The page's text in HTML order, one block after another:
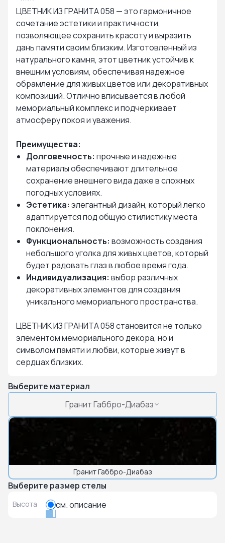
ЦВЕТНИК ИЗ ГРАНИТА 058 — это гармоничное
сочетание эстетики и практичности,
позволяющее сохранить красоту и выразить
дань памяти своим близким. Изготовленный из
натурального камня, этот цветник устойчив к
внешним условиям, обеспечивая надежное
обрамление для живых цветов или декоративных
композиций. Отлично вписывается в любой
мемориальный комплекс и подчеркивает
атмосферу покоя и уважения.
Преимущества:
Долговечность: прочные и надежные
материалы обеспечивают длительное
сохранение внешнего вида даже в сложных
погодных условиях.
Эстетика: элегантный дизайн, который легко
адаптируется под общую стилистику места
поклонения.
Функциональность: возможность создания
небольшого уголка для живых цветов, который
будет радовать глаз в любое время года.
Индивидуализация: выбор различных
декоративных элементов для создания
уникального мемориального пространства.
ЦВЕТНИК ИЗ ГРАНИТА 058 становится не только
элементом мемориального декора, но и
символом памяти и любви, которые живут в
сердцах близких.
Выберите материал
Гранит Габбро-Диабаз
Гранит Габбро-Диабаз
Выберите размер стелы
Высота см. описание